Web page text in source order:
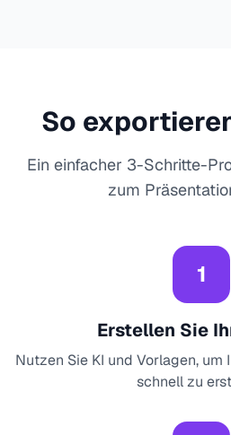
So
Ein einfacher 3-Schritte-
zum
1
Erstellen Sie
Nutzen Sie KI und Vorlagen,
schnell zu